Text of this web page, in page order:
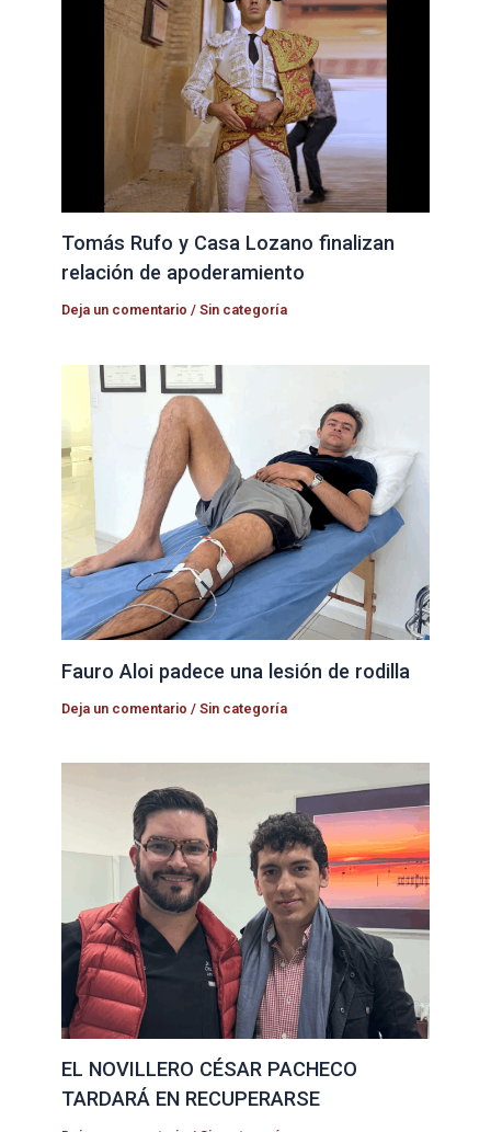
Tomás Rufo y Casa Lozano finalizan
relación de apoderamiento
Deja un comentario /Sin categoría
Fauro Aloi padece una lesión de rodilla
Deja un comentario /Sin categoría
EL NOVILLERO CÉSAR PACHECO
TARDARÁ EN RECUPERARSE